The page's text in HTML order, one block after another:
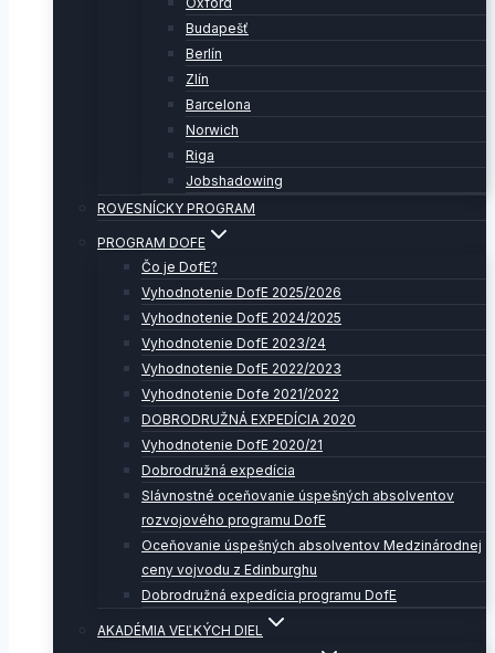
Budapešť
Berlín
Zlín
Barcelona
Norwich
Riga
Jobshadowing
ROVESNÍCKY PROGRAM
PROGRAM DOFE
Čo je DofE?
Vyhodnotenie DofE 2025/2026
Vyhodnotenie DofE 2024/2025
Vyhodnotenie DofE 2023/24
Vyhodnotenie DofE 2022/2023
Vyhodnotenie Dofe 2021/2022
DOBRODRUŽNÁ EXPEDÍCIA 2020
Vyhodnotenie DofE 2020/21
Dobrodružná expedícia
Slávnostné oceňovanie úspešných absolventov
rozvojového programu DofE
Oceňovanie úspešných absolventov Medzinárodnej
ceny vojvodu z Edinburghu
Dobrodružná expedícia programu DofE
AKADÉMIA VEĽKÝCH DIEL